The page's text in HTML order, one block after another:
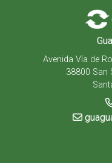
Avenida Vía de
38800 San